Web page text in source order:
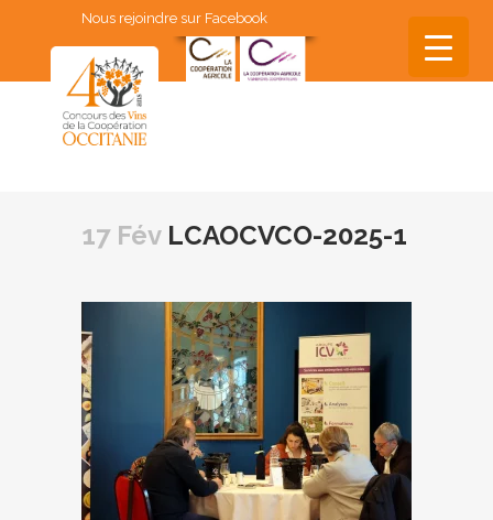
Nous rejoindre sur Facebook
17 FévLCAOCVCO-2025-1